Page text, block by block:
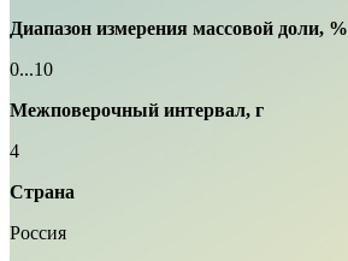
Диапазон измерения массовой доли, %
0...10
Межповерочный интервал, г
4
Страна
Россия